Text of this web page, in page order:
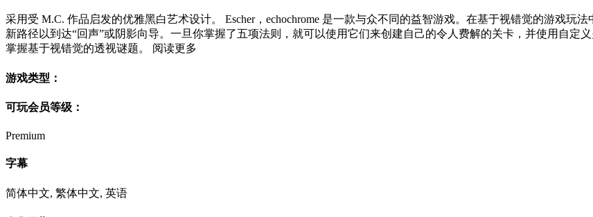
采用受 M.C. 作品启发的优雅黑白艺术设计。 Escher，echochrome 是一款与众不同的益智游戏。在基于视错觉的游戏玩
新路径以到达“回声”或阴影向导。一旦你掌握了五项法则，就可以使用它们来创建自己的令人费解的关卡，并使用自定
掌握基于视错觉的透视谜题。 阅读更多
游戏类型：
可玩会员等级：
Premium
字幕
简体中文, 繁体中文, 英语